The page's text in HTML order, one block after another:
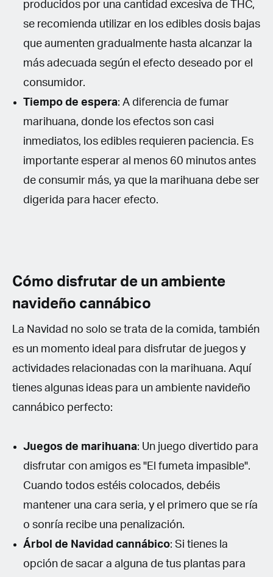
producidos por una cantidad excesiva de THC,
se recomienda utilizar en los edibles dosis bajas
que aumenten gradualmente hasta alcanzar la
más adecuada según el efecto deseado por el
consumidor.
Tiempo de espera: A diferencia de fumar
marihuana, donde los efectos son casi
inmediatos, los edibles requieren paciencia. Es
importante esperar al menos 60 minutos antes
de consumir más, ya que la marihuana debe ser
digerida para hacer efecto.
Cómo disfrutar de un ambiente
navideño cannábico
La Navidad no solo se trata de la comida, también
es un momento ideal para disfrutar de juegos y
actividades relacionadas con la marihuana. Aquí
tienes algunas ideas para un ambiente navideño
cannábico perfecto:
Juegos de marihuana: Un juego divertido para
disfrutar con amigos es "El fumeta impasible".
Cuando todos estéis colocados, debéis
mantener una cara seria, y el primero que se ría
o sonría recibe una penalización.
Árbol de Navidad cannábico: Si tienes la
opción de sacar a alguna de tus plantas para